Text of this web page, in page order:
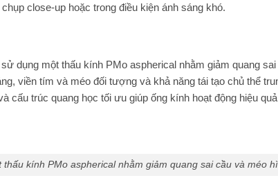
close-up hoặc trong điều kiện ánh sáng khó.
sử dụng một thấu kính PMo aspherical nhằm giảm quang
viền tím và méo đối tượng và khả năng tái tạo chủ thể
cấu trúc quang học tối ưu giúp ống kính hoạt động hiệu
kính PMo aspherical nhằm giảm quang sai cầu và méo